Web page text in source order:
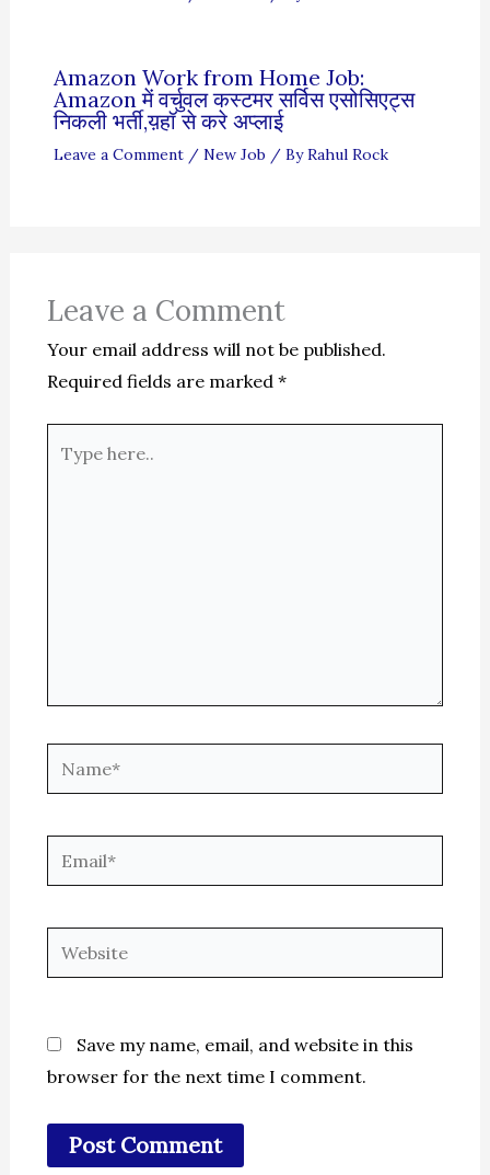
Amazon Work from Home Job:
Amazon में वर्चुवल कस्टमर सर्विस एसोसिएट्स
निकली भर्ती,य़हॉ से करे अप्लाई
Leave a Comment / New Job / ByRahul Rock
Leave a Comment
Your email address will not be published.
Required fields are marked *
here..
Name*
Email*
Website
Save my name, email, and website in this
browser for the next time I comment.